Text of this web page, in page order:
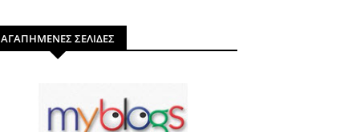
ΑΓΑΠΗΜΕΝΕΣ ΣΕΛΙΔΕΣ